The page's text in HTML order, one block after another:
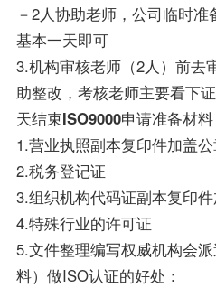
－2人协助老师，公司临时准
基本一天即可
3.机构审核老师（2人）前去
助整改，考核老师主要看下
天结束ISO9000申请准备材料
1.营业执照副本复印件加盖
2.税务登记证
3.组织机构代码证副本复印
4.特殊行业的许可证
5.文件整理编写权威机构会
料）做ISO认证的好处：